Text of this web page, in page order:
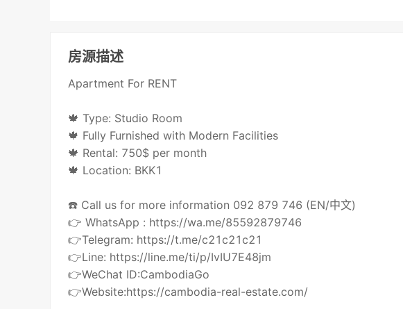
房源描述
Apartment For RENT
🍁 Type: Studio Room
🍁 Fully Furnished with Modern Facilities
🍁 Rental: 750$ per month
🍁 Location: BKK1
☎️ Call us for more information 092 879 746 (EN/中文)
👉 WhatsApp : https://wa.me/85592879746
👉Telegram: https://t.me/c21c21c21
👉Line: https://line.me/ti/p/IvIU7E48jm
👉WeChat ID:CambodiaGo
👉Website:https://cambodia-real-estate.com/